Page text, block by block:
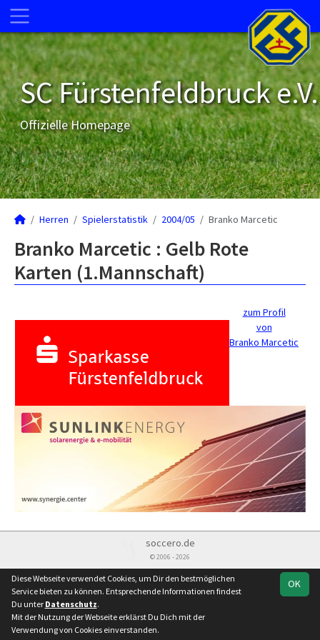
SC Fürstenfeldbruck e.V.
Offizielle Homepage
Herren Spielerstatistik 2004/05 Branko Marcetic
Branko Marcetic : Gelb Rote
Karten (1.Mannschaft)
zum Profil
von
Branko Marcetic
soccero.de
© 2006 - 2026
Besucherstatistik Kontakt Impressum Datenschutz OK
Diese Webseite verwendet Cookies, um Dir den bestmöglichen
Service bieten zu können. Entsprechende Informationen findest
Du unter Datenschutz.
Mit der Nutzung der Webseite erklärst Du Dich mit der
Verwendung von Cookies einverstanden.